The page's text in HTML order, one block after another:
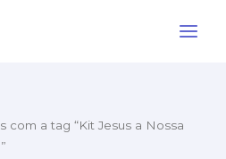
com a tag “Kit Jesus a Nossa